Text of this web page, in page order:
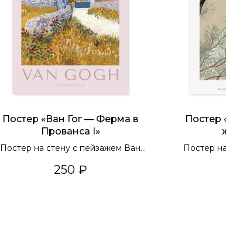
Постер «Ван Гог — Ферма в
Прованса I»
Постер на стену с пейзажем Ван
250 ₽
Постер
Постер